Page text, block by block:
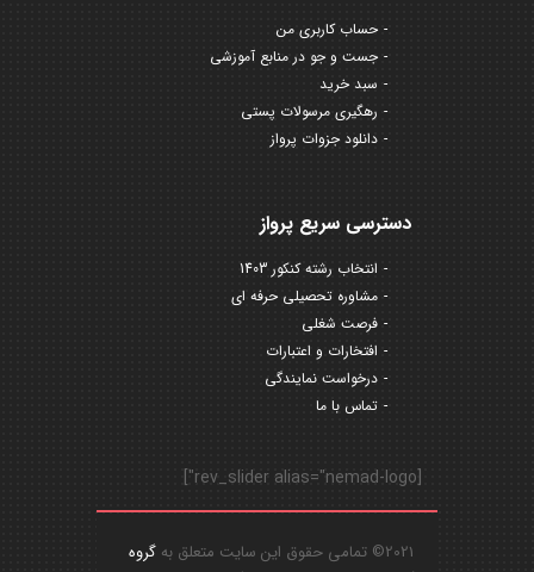
حساب کاربری من
جست و جو در منابع آموزشی
سبد خرید
رهگیری مرسولات پستی
دانلود جزوات پرواز
دسترسی سریع پرواز
انتخاب رشته کنکور 1403
مشاوره تحصیلی حرفه ای
فرصت شغلی
افتخارات و اعتبارات
درخواست نمایندگی
تماس با ما
[rev_slider alias="nemad-logo"]
2021© تمامی حقوق این سایت متعلق به
گروه